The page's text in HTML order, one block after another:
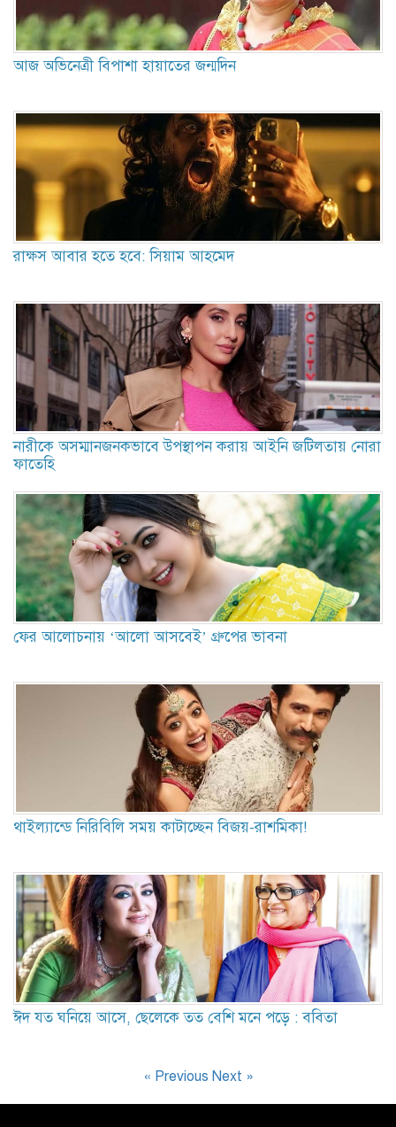
আজ অভিনেত্রী বিপাশা হায়াতের জন্মদিন
রাক্ষস আবার হতে হবে: সিয়াম আহমেদ
নারীকে অসম্মানজনকভাবে উপস্থাপন করায় আইনি জটিলতায় নোরা
ফাতেহি
ফের আলোচনায় ‘আলো আসবেই’ গ্রুপের ভাবনা
থাইল্যান্ডে নিরিবিলি সময় কাটাচ্ছেন বিজয়-রাশমিকা!
ঈদ যত ঘনিয়ে আসে, ছেলেকে তত বেশি মনে পড়ে : ববিতা
« Previous Next »